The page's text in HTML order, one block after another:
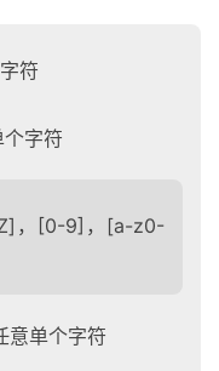
符
字符
，[0-9]，[a-z0-
意单个字符